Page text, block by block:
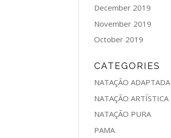
December 2019
November 2019
October 2019
CATEGORIES
NATAÇÃO ADAPTADA
NATAÇÃO ARTÍSTICA
NATAÇÃO PURA
PAMA